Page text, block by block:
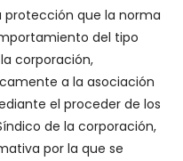
protección que la norma
­del tipo
corporación,
a la asociación
el proceder de los
de la corporación,
por la que se